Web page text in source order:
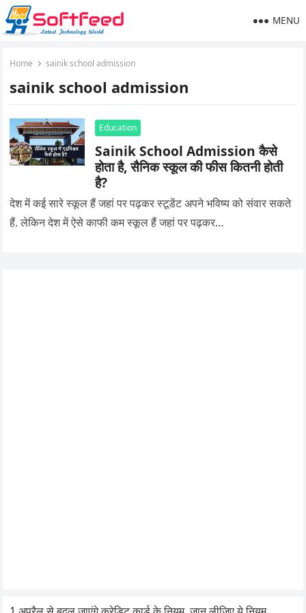
MENU
Home sainik school admission
sainik school admission
Education
Sainik School Admission कैसे
होता है, सैनिक स्कूल की फीस कितनी होती
है?
देश में कई सारे स्कूल हैं जहां पर पढ़कर स्टूडेंट अपने भविष्य को संवार सकते
हैं. लेकिन देश में ऐसे काफी कम स्कूल हैं जहां पर पढ़कर…